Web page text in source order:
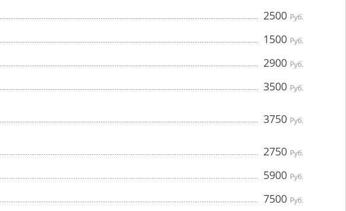
2500 Руб.
1500 Руб.
2900 Руб.
3500 Руб.
3750 Руб.
2750 Руб.
5900 Руб.
7500 Руб.